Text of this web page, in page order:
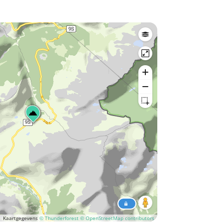
Kaartgegevens © Thunderforest © OpenStreetMap contributors